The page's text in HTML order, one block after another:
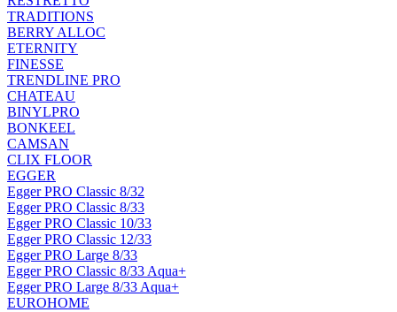
TRADITIONS
BERRY ALLOC
ETERNITY
FINESSE
TRENDLINE PRO
CHATEAU
BINYLPRO
BONKEEL
CAMSAN
CLIX FLOOR
EGGER
Egger PRO Classic 8/32
Egger PRO Classic 8/33
Egger PRO Classic 10/33
Egger PRO Classic 12/33
Egger PRO Large 8/33
Egger PRO Classic 8/33 Aqua+
Egger PRO Large 8/33 Aqua+
EUROHOME